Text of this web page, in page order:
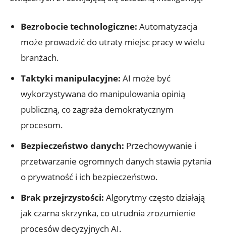
Bezrobocie technologiczne: Automatyzacja
może prowadzić do​ utraty miejsc pracy w wielu
branżach.
Taktyki‍ manipulacyjne: AI może być
wykorzystywana do manipulowania opinią
publiczną, co ‌zagraża demokratycznym ​
procesom.
Bezpieczeństwo danych: Przechowywanie i
przetwarzanie ogromnych danych stawia pytania
o prywatność ⁤i ich bezpieczeństwo.
Brak przejrzystości: Algorytmy często działają
jak czarna skrzynka, co utrudnia zrozumienie
procesów decyzyjnych AI.